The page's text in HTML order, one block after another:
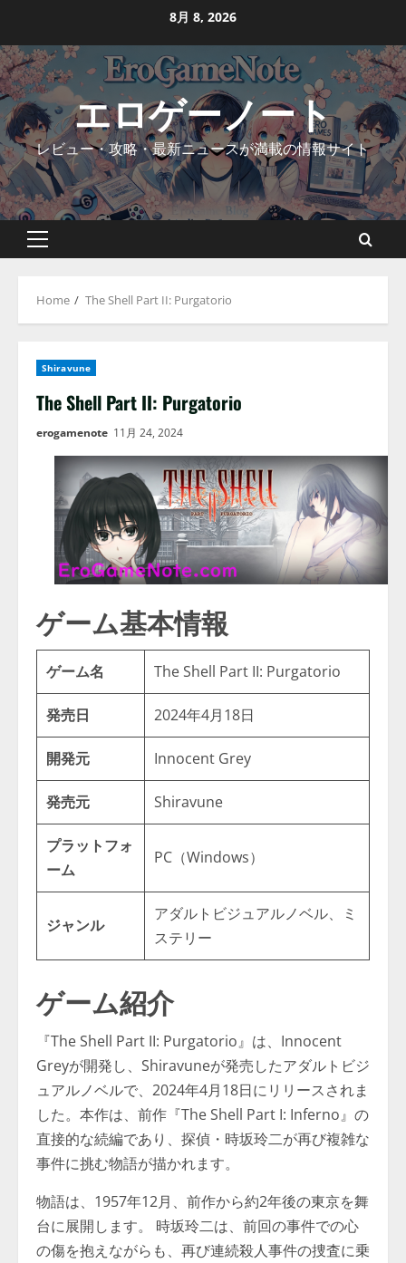
content
8月 8, 2026
エロゲーノート
レビュー・攻略・最新ニュースが満載の情報サイト
Primary
Home The Shell Part II: Purgatorio
Shiravune
The Shell Part II: Purgatorio
erogamenote 11月 24, 2024
ゲーム基本情報
ゲーム名 The Shell Part II: Purgatorio
発売日 2024年4月18日
開発元 Innocent Grey
発売元 Shiravune
プラットフォ
ーム
PC（Windows）
ジャンル
アダルトビジュアルノベル、ミ
ステリー
ゲーム紹介
『The Shell Part II: Purgatorio』は、Innocent
Greyが開発し、Shiravuneが発売したアダルトビジ
ュアルノベルで、2024年4月18日にリリースされま
した。本作は、前作『The Shell Part I: Inferno』の
直接的な続編であり、探偵・時坂玲二が再び複雑な
事件に挑む物語が描かれます。
物語は、1957年12月、前作から約2年後の東京を舞
台に展開します。 時坂玲二は、前回の事件での心
の傷を抱えながらも、再び連続殺人事件の捜査に乗